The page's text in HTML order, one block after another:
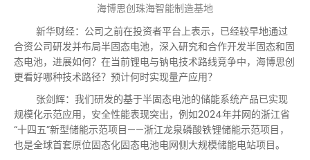
海博思创珠海智能制造基地
新华财经：公司之前在投资者平台上表示，已经较早地通过
合资公司研发并布局半固态电池，深入研究和合作开发半固态和固
态电池，进展如何？在当前锂电与钠电技术路线竞争中，海博思创
更看好哪种技术路径？预计何时实现量产应用？
张剑辉：我们研发的基于半固态电池的储能系统产品已实现
规模化示范应用，安全性能表现突出，例如2024年并网的浙江省
“十四五”新型储能示范项目——浙江龙泉磷酸铁锂储能示范项目，
也是全球首套原位固态化固态电池电网侧大规模储能电站项目。